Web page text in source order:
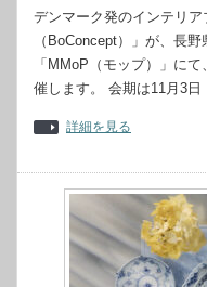
デンマーク発のインテリ
（BoConcept）」が、長
「MMoP（モップ）」に
催します。 会期は11月3
詳細を見る